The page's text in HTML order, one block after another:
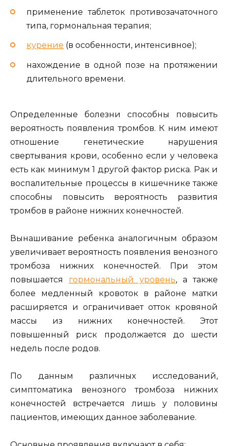
применение таблеток противозачаточного
типа, гормональная терапия;
курение (в особенности, интенсивное);
нахождение в одной позе на протяжении
длительного времени.
Определенные болезни способны повысить
вероятность появления тромбов. К ним имеют
отношение генетические нарушения
свертывания крови, особенно если у человека
есть как минимум 1 другой фактор риска. Рак и
воспалительные процессы в кишечнике также
способны повысить вероятность развития
тромбов в районе нижних конечностей.
Вынашивание ребенка аналогичным образом
увеличивает вероятность появления венозного
тромбоза нижних конечностей. При этом
повышается гормональный уровень, а также
более медленный кровоток в районе матки
расширяется и ограничивает отток кровяной
массы из нижних конечностей. Этот
повышенный риск продолжается до шести
недель после родов.
По данным различных исследований,
симптоматика венозного тромбоза нижних
конечностей встречается лишь у половины
пациентов, имеющих данное заболевание.